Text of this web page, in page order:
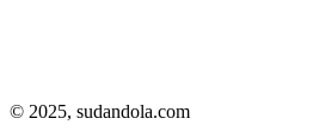
© 2025, sudandola.com